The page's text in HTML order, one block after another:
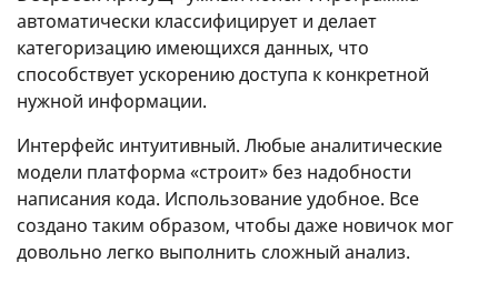
автоматически классифицирует и делает
категоризацию имеющихся данных, что
способствует ускорению доступа к конкретной
нужной информации.
Интерфейс интуитивный. Любые аналитические
модели платформа «строит» без надобности
написания кода. Использование удобное. Все
создано таким образом, чтобы даже новичок мог
довольно легко выполнить сложный анализ.